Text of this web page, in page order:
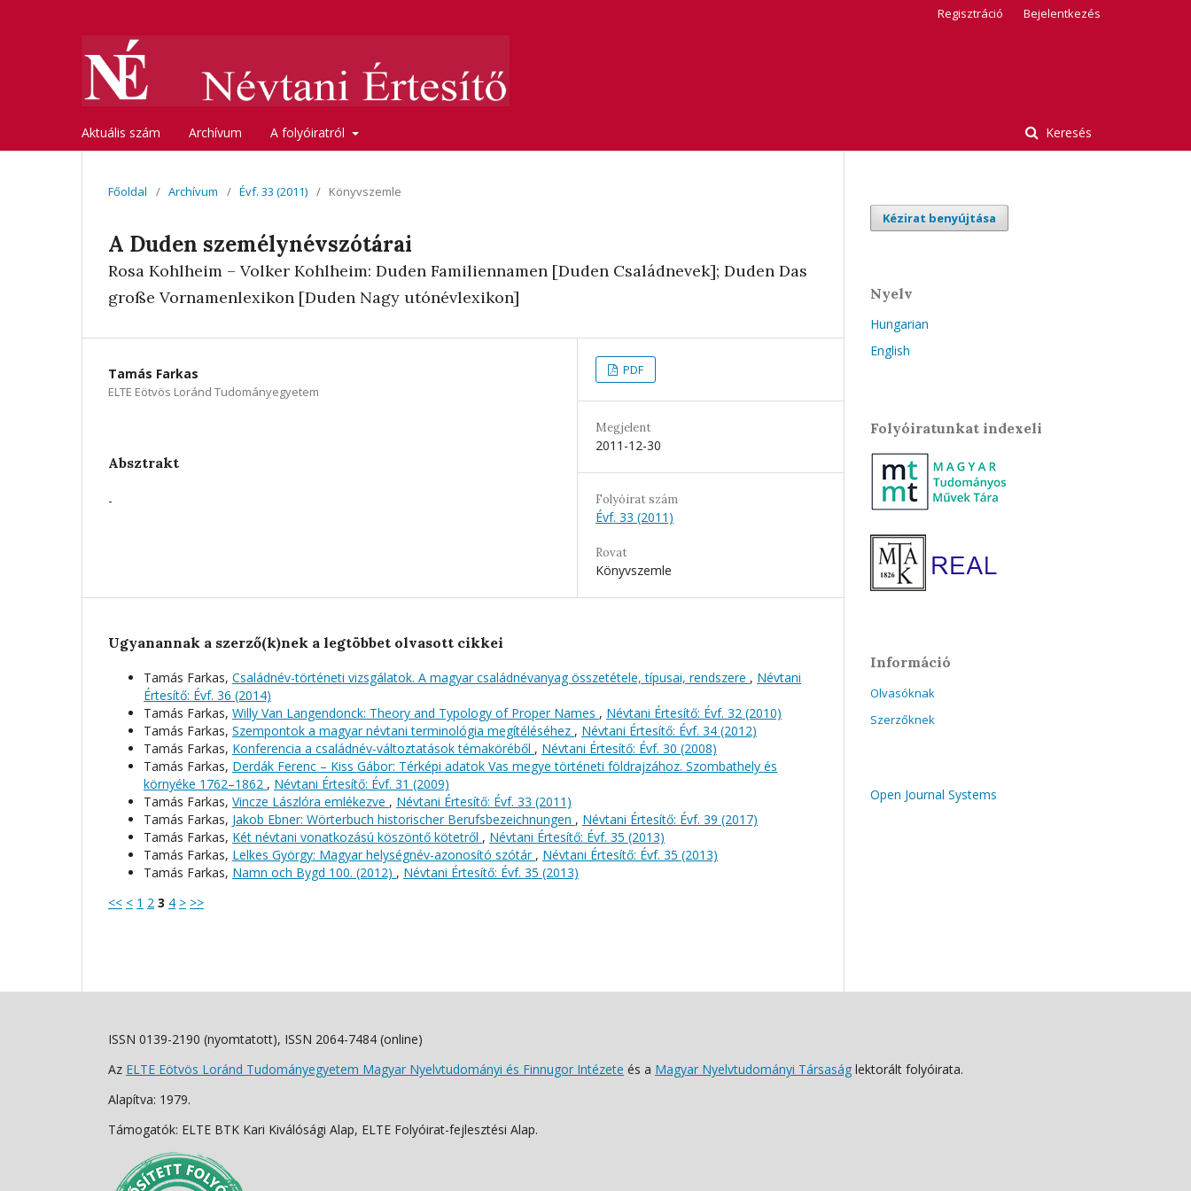
Aktuális szám Archívum A folyóiratról Keresés
Regisztráció Bejelentkezés
Főoldal / Archívum / Évf. 33 (2011) / Könyvszemle
A Duden személynévszótárai
Rosa Kohlheim – Volker Kohlheim: Duden Familiennamen [Duden Családnevek]; Duden Das
große Vornamenlexikon [Duden Nagy utónévlexikon]
Tamás Farkas
ELTE Eötvös Loránd Tudományegyetem
Absztrakt
-
PDF
Megjelent
2011-12-30
Folyóirat szám
Évf. 33 (2011)
Rovat
Könyvszemle
Ugyanannak a szerző(k)nek a legtöbbet olvasott cikkei
Tamás Farkas, Családnév-történeti vizsgálatok. A magyar családnévanyag összetétele, típusai, rendszere , Névtani
Értesítő: Évf. 36 (2014)
Tamás Farkas, Willy Van Langendonck: Theory and Typology of Proper Names , Névtani Értesítő: Évf. 32 (2010)
Tamás Farkas, Szempontok a magyar névtani terminológia megítéléséhez , Névtani Értesítő: Évf. 34 (2012)
Tamás Farkas, Konferencia a családnév-változtatások témaköréből , Névtani Értesítő: Évf. 30 (2008)
Tamás Farkas, Derdák Ferenc – Kiss Gábor: Térképi adatok Vas megye történeti földrajzához. Szombathely és
környéke 1762–1862 , Névtani Értesítő: Évf. 31 (2009)
Tamás Farkas, Vincze Lászlóra emlékezve , Névtani Értesítő: Évf. 33 (2011)
Tamás Farkas, Jakob Ebner: Wörterbuch historischer Berufsbezeichnungen , Névtani Értesítő: Évf. 39 (2017)
Tamás Farkas, Két névtani vonatkozású köszöntő kötetről , Névtani Értesítő: Évf. 35 (2013)
Tamás Farkas, Lelkes György: Magyar helységnév-azonosító szótár , Névtani Értesítő: Évf. 35 (2013)
Tamás Farkas, Namn och Bygd 100. (2012) , Névtani Értesítő: Évf. 35 (2013)
<< < 1 2 3 4 > >>
Kézirat benyújtása
Nyelv
Hungarian
English
Folyóiratunkat indexeli
Információ
Olvasóknak
Szerzőknek
Open Journal Systems
ISSN 0139-2190 (nyomtatott), ISSN 2064-7484 (online)
Az ELTE Eötvös Loránd Tudományegyetem Magyar Nyelvtudományi és Finnugor Intézete és a Magyar Nyelvtudományi Társaság lektorált folyóirata.
Alapítva: 1979.
Támogatók: ELTE BTK Kari Kiválósági Alap, ELTE Folyóirat-fejlesztési Alap.